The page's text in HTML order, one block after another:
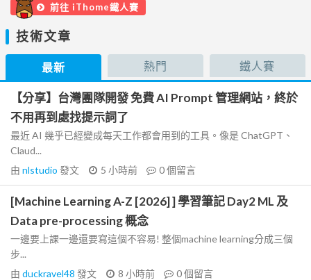
前往 iThome鐵人賽
技術文章
最新 熱門 鐵人賽
【分享】台灣團隊開發 免費 AI Prompt 管理網站，終於
不用再到處找提示詞了
最近 AI 幾乎已經變成每天工作都會用到的工具。像是 ChatGPT、
Claud...
由 nlstudio 發文 5 小時前 0個留言
[Machine Learning A-Z [2026] ] 學習筆記 Day2 ML 及
Data pre-processing 概念
一邊要上課一邊還要寫這個不容易! 整個machine learning分成三個
步...
由 duckravel48 發文 8 小時前 0個留言